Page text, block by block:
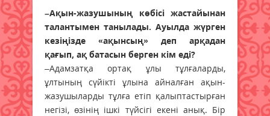
–Ақын-жазушының көбісі жастайынан
талантымен танылады. Ауылда жүрген
кезіңізде «ақынсың» деп арқадан
қағып, ақ батасын берген кім еді?
–Адамзатқа ортақ ұлы тұлғаларды,
ұлтының сүйікті ұлына айналған ақын-
жазушыларды тұлға етіп қалыптастырған
негізі, өзінің ішкі түйсігі екені анық. Бір